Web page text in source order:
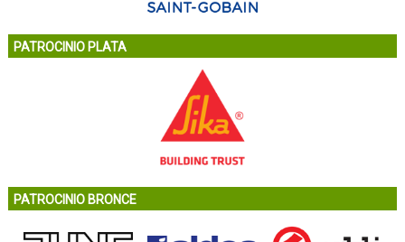
PATROCINIO PLATA
PATROCINIO BRONCE